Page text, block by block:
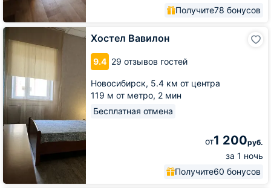
Получите78 бонусов
Хостел Вавилон
9.4 29 отзывов гостей
Новосибирск, 5.4 км от центра
119 м от метро, 2 мин
Бесплатная отмена
от1 200руб.
за 1 ночь
Получите60 бонусов
Хостел
Вавилон